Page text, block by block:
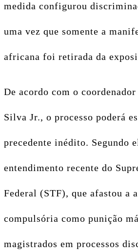
medida configurou
uma vez que somente a
africana foi retirada da
De acordo com o
Silva Jr., o processo poderá
precedente inédito. Segundo
entendimento recente do
Federal (STF), que afastou a
compulsória como punição
magistrados em processos